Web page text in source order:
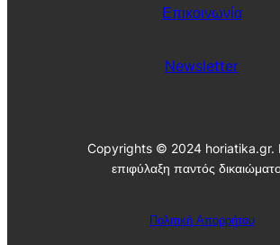
Επικοινωνία
Newsletter
Copyrights © 2024 horiatika.gr.
επιφύλαξη παντός
Πολιτική Απορρήτου